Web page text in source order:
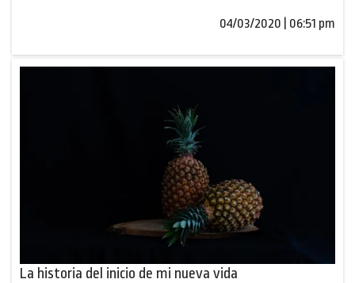
04/03/2020 | 06:51 pm
La historia del inicio de mi nueva vida